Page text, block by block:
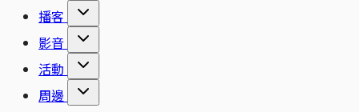
播客
影音
活動
周邊